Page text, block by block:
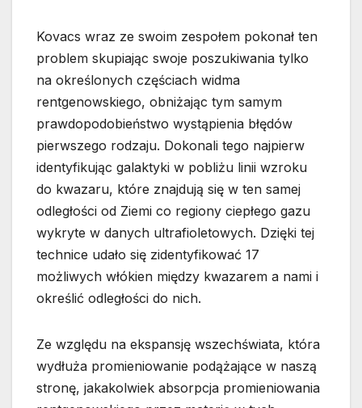
Kovacs wraz ze swoim zespołem pokonał ten
problem skupiając swoje poszukiwania tylko
na określonych częściach widma
rentgenowskiego, obniżając tym samym
prawdopodobieństwo wystąpienia błędów
pierwszego rodzaju. Dokonali tego najpierw
identyfikując galaktyki w pobliżu linii wzroku
do kwazaru, które znajdują się w ten samej
odległości od Ziemi co regiony ciepłego gazu
wykryte w danych ultrafioletowych. Dzięki tej
technice udało się zidentyfikować 17
możliwych włókien między kwazarem a nami i
określić odległości do nich.
Ze względu na ekspansję wszechświata, która
wydłuża promieniowanie podążające w naszą
stronę, jakakolwiek absorpcja promieniowania